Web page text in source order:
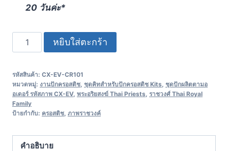
20 วันค่ะ*
หยิบใส่ตะกร้า
รหัสสินค้า: CX-EV-CR101
หมวดหมู่: งานปักครอสติช ชุดคิทสำหรับปักครอสติช Kits ชุดปักผลิตตามอ
อเดอร์ รหัสภาพ CX-EV, พระอริยสงฆ์ Thai Priests ราชวงศ์ Thai Royal
Family
ป้ายกำกับ: ครอสติช ภาพราชวงค์
คำอธิบาย